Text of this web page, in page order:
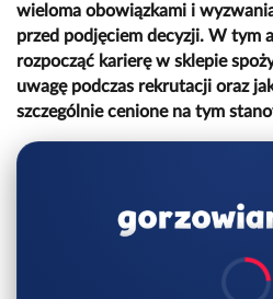
wieloma obowiązkami i
przed podjęciem decyzji. W tym
rozpocząć karierę w sklepie
uwagę podczas rekrutacji oraz
szczególnie cenione na tym